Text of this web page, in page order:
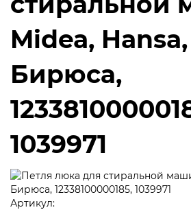
Midea, Hansa,
Бирюса,
1039971
Артикул: